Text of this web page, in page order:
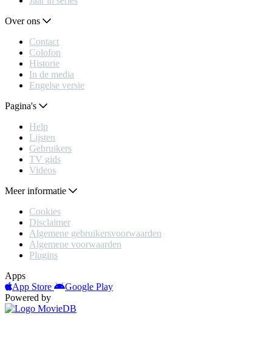
Over ons
Contact
Colofon
Historie
In de media
Engelse versie
Pagina's
Help
Lijsten
Gebruikers
TV gids
Videos
Meer informatie
Cookies
Disclaimer
Algemene gebruikersvoorwaarden
Algemene voorwaarden
Plugins
Apps
App Store
Google Play
Powered by